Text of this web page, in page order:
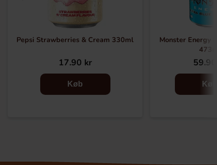
Pepsi Strawberries & Cream 330ml
17.90 kr
Køb
Monster Energy
Køb